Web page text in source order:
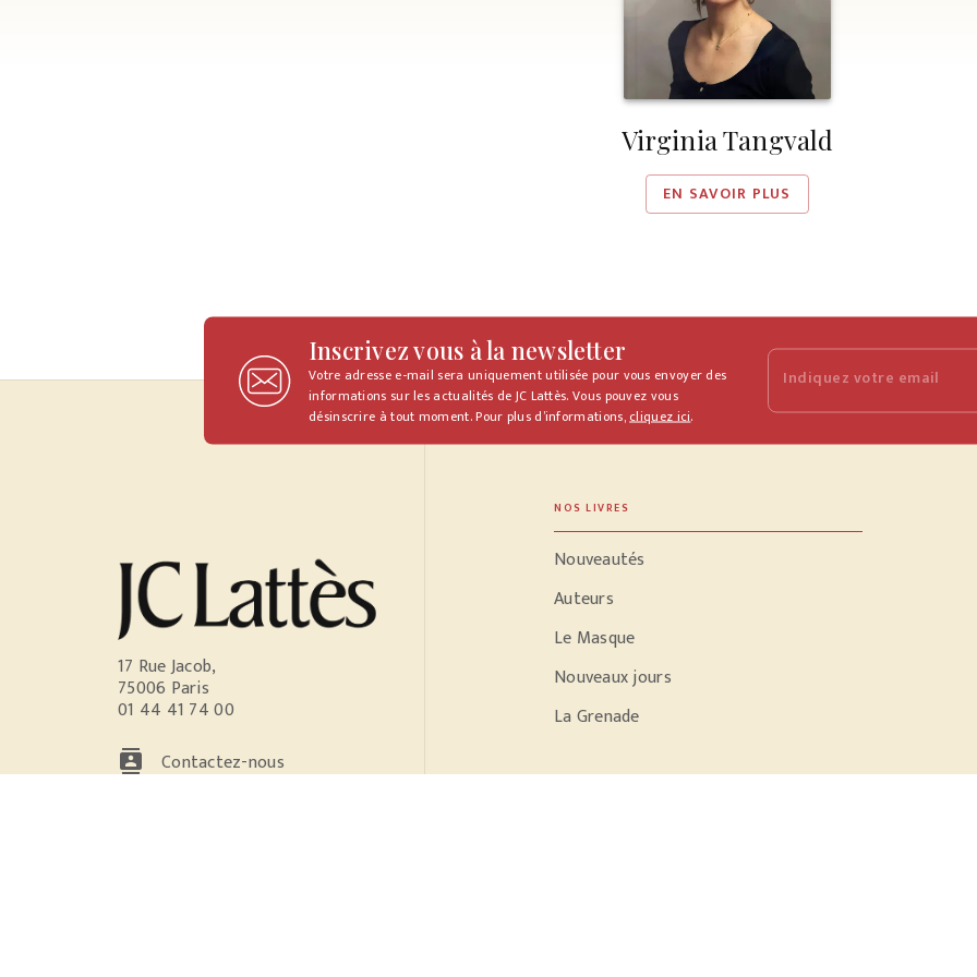
Virginia Tangvald
EN SAVOIR PLUS
Inscrivez vous à la newsletter
Votre adresse e-mail sera uniquement utilisée pour vous envoyer des
informations sur les actualités de JC Lattès. Vous pouvez vous
désinscrire à tout moment. Pour plus d’informations,cliquez ici.
Indiquez votre email
17 Rue Jacob,
75006 Paris
01 44 41 74 00
contacts Contactez-nous
NOS LIVRES
Nouveautés
Auteurs
Le Masque
Nouveaux jours
La Grenade